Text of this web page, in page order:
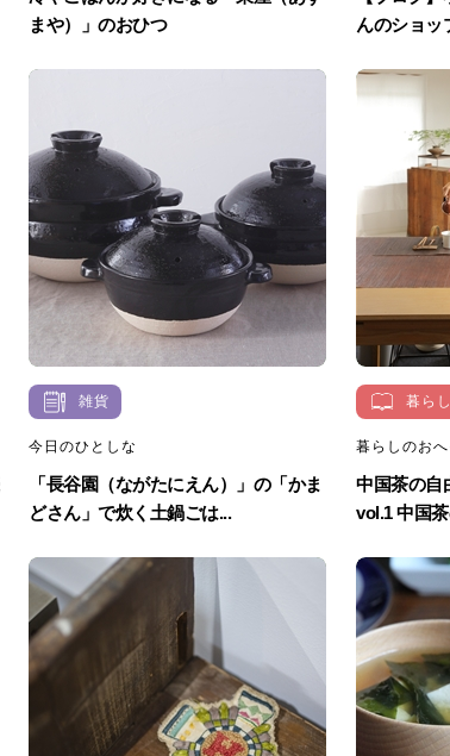
まや）」のおひつ
んのショッ
雑貨
今日のひとしな
「長谷園（ながたにえん）」の「かま
どさん」で炊く土鍋ごは...
暮らし
暮らしのおへ
中国茶の自
vol.1 中国